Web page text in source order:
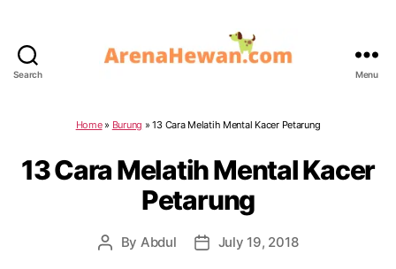
Search Menu
Home» Burung »13 Cara Melatih Mental Kacer Petarung
13 Cara Melatih Mental Kacer
Petarung
Post
By Abdul
PostJuly 19, 2018